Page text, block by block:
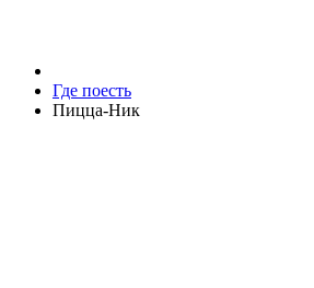
Где поесть
Пицца-Ник